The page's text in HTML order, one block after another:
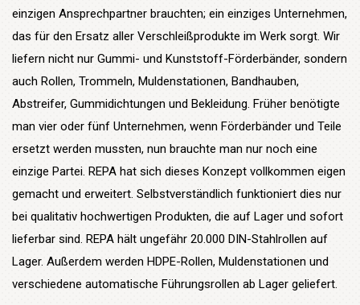
einzigen Ansprechpartner brauchten; ein einziges Unternehmen,
das für den Ersatz aller Verschleißprodukte im Werk sorgt. Wir
liefern nicht nur Gummi- und Kunststoff-Förderbänder, sondern
auch Rollen, Trommeln, Muldenstationen, Bandhauben,
Abstreifer, Gummidichtungen und Bekleidung. Früher benötigte
man vier oder fünf Unternehmen, wenn Förderbänder und Teile
ersetzt werden mussten, nun brauchte man nur noch eine
einzige Partei. REPA hat sich dieses Konzept vollkommen eigen
gemacht und erweitert. Selbstverständlich funktioniert dies nur
bei qualitativ hochwertigen Produkten, die auf Lager und sofort
lieferbar sind. REPA hält ungefähr 20.000 DIN-Stahlrollen auf
Lager. Außerdem werden HDPE-Rollen, Muldenstationen und
verschiedene automatische Führungsrollen ab Lager geliefert.